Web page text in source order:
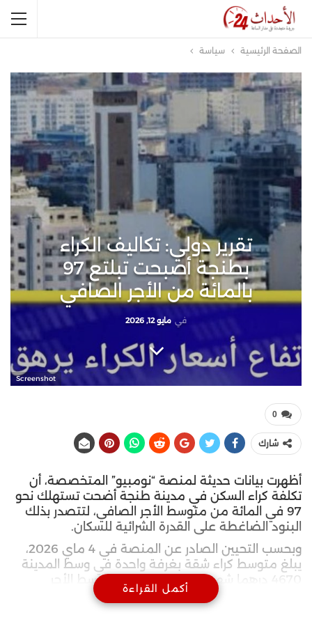
الصفحة الرئيسية سياسة
تقرير دولي: تكاليف الكراء
بطنجة أصبحت تبلتع 97
بالمائة من الأجر الصافي
في مايو 12, 2026
Screenshot
0
شارك
أظهرت بيانات حديثة لمنصة “نومبيو” المتخصصة، أن
تكلفة كراء السكن في مدينة طنجة أضحت تستهلك نحو
97 في المائة من متوسط الأجر الصافي، لتتصدر بذلك
البنود الضاغطة على القدرة الشرائية للسكان.
وبحسب التحيين الصادر عن المنصة في 4 ماي 2026،
يبلغ متوسط كراء شقة بغرفة واحدة في وسط المدينة
4670 درهما شهريا، في حين يستقر متوسط الأجر
الصافي في حدود 4828 درهما.
أكمل القراءة